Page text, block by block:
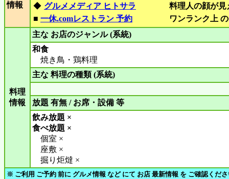
情報
◆ グルメメディア ヒトサラ
料理人の顔が
■ 一休.comレストラン 予約 ワンランク上
料理
情報
主な お店のジャンル (系統)
和食
焼き鳥・鶏料理
主な 料理の種類 (系統)
放題 有無 / お席・設備 等
飲み放題 ×
食べ放題 ×
個室 ×
座敷 ×
掘り炬燵 ×
※ ご利用 ご予約 前に グルメ情報 など にて お店 最新情報 を ご確認くだ